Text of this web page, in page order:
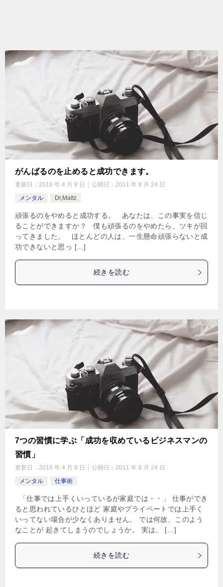
がんばるのを止めると成功できます。
更新日： 2016 年 4 月 8 日 公開日： 2011 年 8 月 24 日
メンタル
Dr,Maltz
頑張るのをやめると成功する。 あなたは、この事実を信じ
ることができますか？ 僕も頑張るのをやめたら、ツキが回
ってきました。 ほとんどの人は、一生懸命頑張らないと成
功できないと思っ […]
続きを読む
7つの習慣に学ぶ「成功を収めているビジネスマンの
習慣」
更新日： 2016 年 4 月 8 日 公開日： 2011 年 8 月 24 日
メンタル
仕事術
「仕事では上手くいっているが家庭では・・」 仕事ができ
ると思われているひとほど 家庭やプライベートでは上手く
いってない場合が少なくありません。 では何故、このよう
なことが 起きてしまうのでしょうか。 実は、 […]
続きを読む